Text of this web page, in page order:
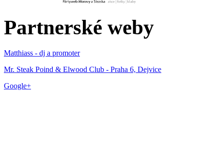
Partnerské weby
Matthiass - dj a promoter
Mr. Steak Poind & Elwood Club - Praha 6, Dejvice
Google+